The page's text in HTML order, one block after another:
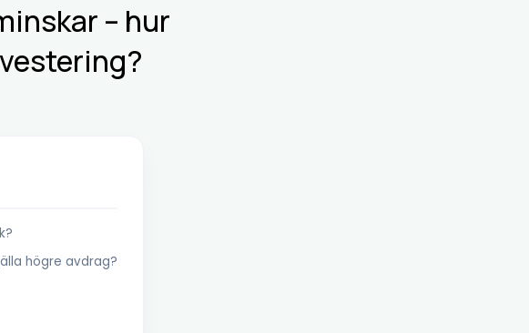
– hur
högre avdrag?